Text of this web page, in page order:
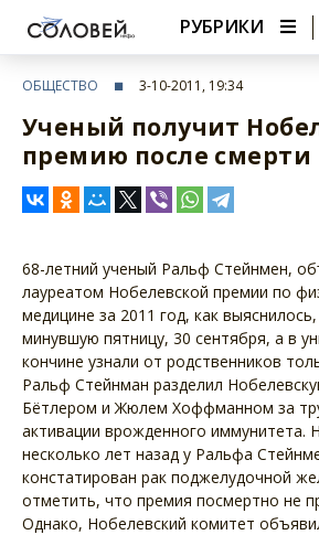
РУБРИКИ
ОБЩЕСТВО 3-10-2011, 19:34
Ученый получит
премию после смерти
68-летний ученый Ральф Стейнмен,
лауреатом Нобелевской премии по
медицине за 2011 год, как
минувшую пятницу, 30 сентября, а в
кончине узнали от родственников
Ральф Стейнман разделил
Бётлером и Жюлем Хоффманном за
активации врожденного иммунитета.
несколько лет назад у Ральфа
констатирован рак поджелудочной
отметить, что премия посмертно не
Однако, Нобелевский комитет